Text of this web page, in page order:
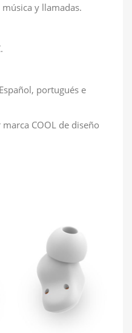
y llamadas.
portugués e
COOL de diseño